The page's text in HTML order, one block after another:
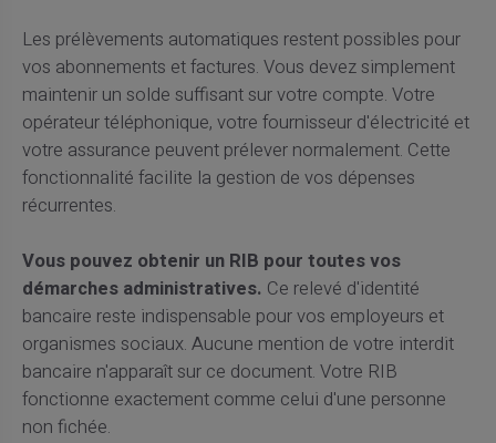
Les prélèvements automatiques restent possibles pour
vos abonnements et factures. Vous devez simplement
maintenir un solde suffisant sur votre compte. Votre
opérateur téléphonique, votre fournisseur d'électricité et
votre assurance peuvent prélever normalement. Cette
fonctionnalité facilite la gestion de vos dépenses
récurrentes.
Vous pouvez obtenir un RIB pour toutes vos
démarches administratives. Ce relevé d'identité
bancaire reste indispensable pour vos employeurs et
organismes sociaux. Aucune mention de votre interdit
bancaire n'apparaît sur ce document. Votre RIB
fonctionne exactement comme celui d'une personne
non fichée.